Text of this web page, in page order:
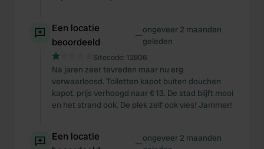
Een locatie
beoordeeld
—ongeveer 2 maanden
geleden
Sitecode: 12806
Na jaren zeer tevreden maar nu erg
verwaarloosd. Toiletten kapot buiten douchen
kapot. prijs verhoogd naar € 13. De stad blijft mooi
en het strand ook. De plek zelf ook vies! Jammer!
Een locatie
—ongeveer 2 maanden